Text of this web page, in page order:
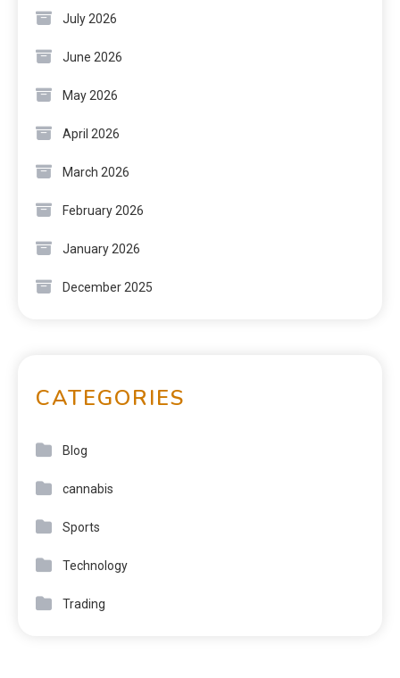
July 2026
June 2026
May 2026
April 2026
March 2026
February 2026
January 2026
December 2025
CATEGORIES
Blog
cannabis
Sports
Technology
Trading